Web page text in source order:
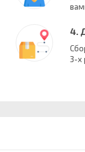
4.
3-х